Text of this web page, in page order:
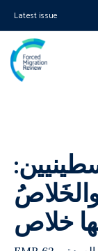
Latest issue
خلاص